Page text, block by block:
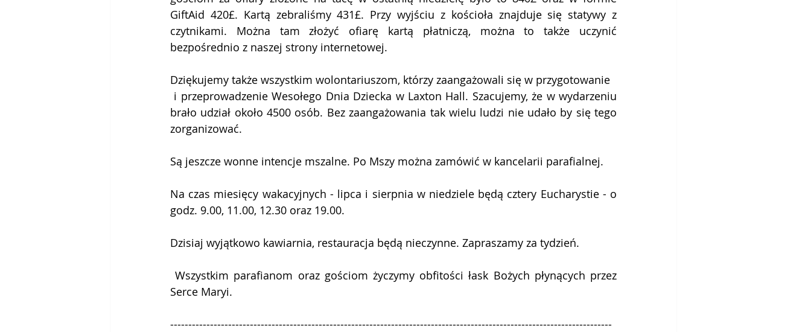
GiftAid 420£. Kartą zebraliśmy 431£. Przy wyjściu z kościoła znajduje się statywy z
czytnikami. Można tam złożyć ofiarę kartą płatniczą, można to także uczynić
bezpośrednio z naszej strony internetowej.
Dziękujemy także wszystkim wolontariuszom, którzy zaangażowali się w przygotowanie
brało udział około 4500 osób. Bez zaangażowania tak wielu ludzi nie udało by się tego
zorganizować.
Są jeszcze wonne intencje mszalne. Po Mszy można zamówić w kancelarii parafialnej.
Na czas miesięcy wakacyjnych - lipca i sierpnia w niedziele będą cztery Eucharystie - o
godz. 9.00, 11.00, 12.30 oraz 19.00.
Dzisiaj wyjątkowo kawiarnia, restauracja będą nieczynne. Zapraszamy za tydzień.
Wszystkim parafianom oraz gościom życzymy obfitości łask Bożych płynących przez
Serce Maryi.
--------------------------------------------------------------------------------------------------------------------------